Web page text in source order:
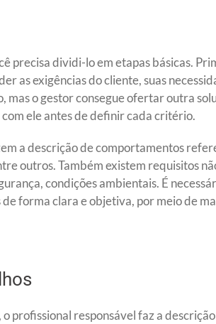
precisa dividi-lo em etapas básicas.
as exigências do cliente, suas
mas o gestor consegue ofertar outra
ele antes de definir cada critério.
a descrição de comportamentos
outros. Também existem requisitos
condições ambientais. É
forma clara e objetiva, por meio de
profissional responsável faz a